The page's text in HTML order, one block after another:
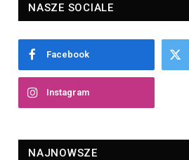
NASZE SOCIALE
Facebook
Instagram
NAJNOWSZE